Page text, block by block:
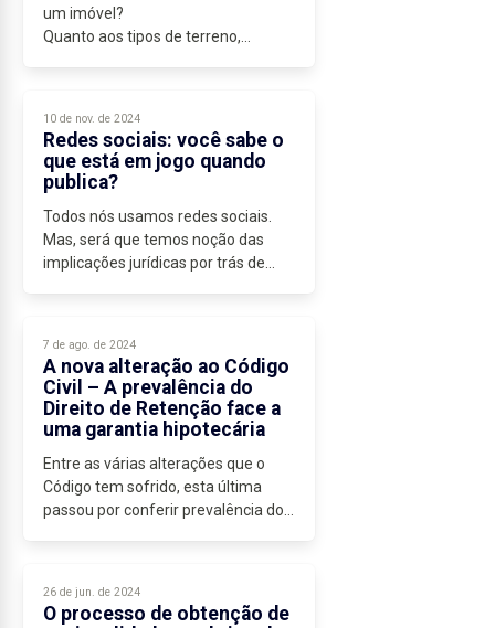
um imóvel?
Quanto aos tipos de terreno,
que reúnem as condições
necessárias...
10 de nov. de 2024
Redes sociais: você sabe o
que está em jogo quando
publica?
Todos nós usamos redes sociais.
Mas, será que temos noção das
implicações jurídicas por trás de
conteúdo,...
7 de ago. de 2024
A nova alteração ao Código
Civil – A prevalência do
Direito de Retenção face a
uma garantia hipotecária
Entre as várias alterações que o
Código tem sofrido, esta última
passou por conferir prevalência do
Este artigo visa abordar...
26 de jun. de 2024
O processo de obtenção de